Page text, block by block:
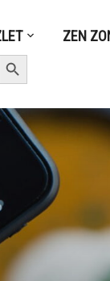
ZEN
Button